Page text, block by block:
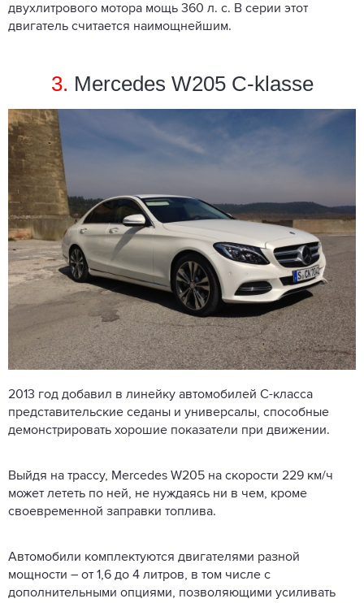
двухлитрового мотора мощь 360 л. с. В серии этот
двигатель считается наимощнейшим.
3. Mercedes W205 C-klasse
2013 год добавил в линейку автомобилей С-класса
представительские седаны и универсалы, способные
демонстрировать хорошие показатели при движении.
Выйдя на трассу, Mercedes W205 на скорости 229 км/ч
может лететь по ней, не нуждаясь ни в чем, кроме
своевременной заправки топлива.
Автомобили комплектуются двигателями разной
мощности – от 1,6 до 4 литров, в том числе с
дополнительными опциями, позволяющими усиливать